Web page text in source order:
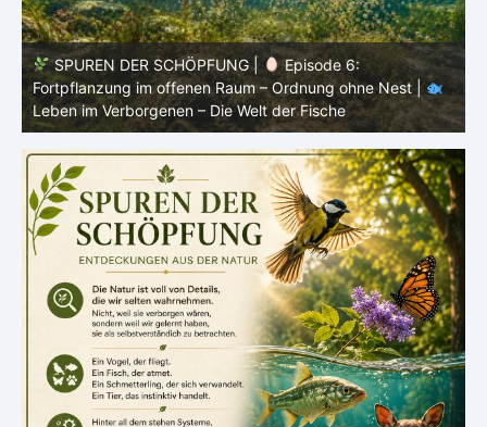
SPUREN DER SCHÖPFUNG |
Episode 5: Schutz ohne
Panzer – Tarnung, Farbe und Form |
Leben im
Verborgenen – Die Welt der Fische